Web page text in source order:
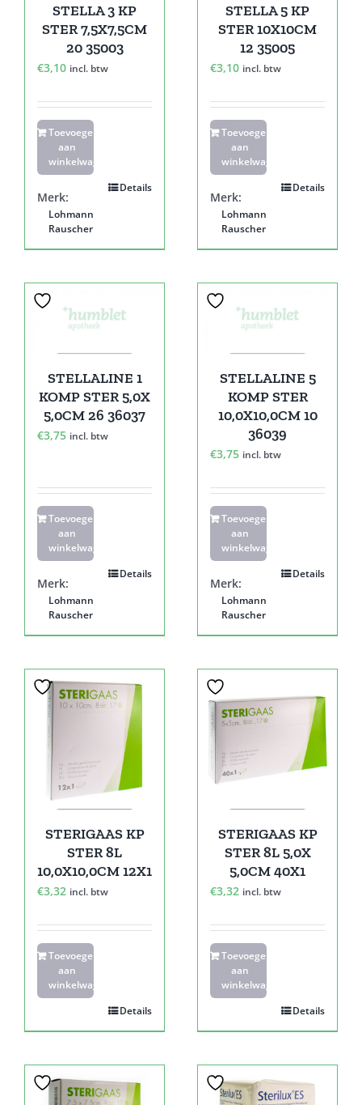
STELLA 3 KP
STER 7,5X7,5CM
20 35003
€3,10 incl. btw
Toevoegen
aan
winkelwagen
Details
Merk:
Lohmann
Rauscher
STELLA 5 KP
STER 10X10CM
12 35005
€3,10 incl. btw
Toevoegen
aan
winkelwagen
Details
Merk:
Lohmann
Rauscher
STELLALINE 1
KOMP STER 5,0X
5,0CM 26 36037
€3,75 incl. btw
Toevoegen
aan
winkelwagen
Details
Merk:
Lohmann
Rauscher
STELLALINE 5
KOMP STER
10,0X10,0CM 10
36039
€3,75 incl. btw
Toevoegen
aan
winkelwagen
Details
Merk:
Lohmann
Rauscher
STERIGAAS KP
STER 8L
10,0X10,0CM 12X1
€3,32 incl. btw
Toevoegen
aan
winkelwagen
Details
STERIGAAS KP
STER 8L 5,0X
5,0CM 40X1
€3,32 incl. btw
Toevoegen
aan
winkelwagen
Details